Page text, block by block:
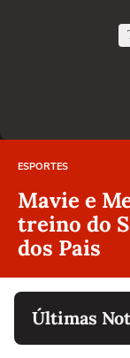
ESPORTES
Mavie e
treino do
dos Pais
Últimas